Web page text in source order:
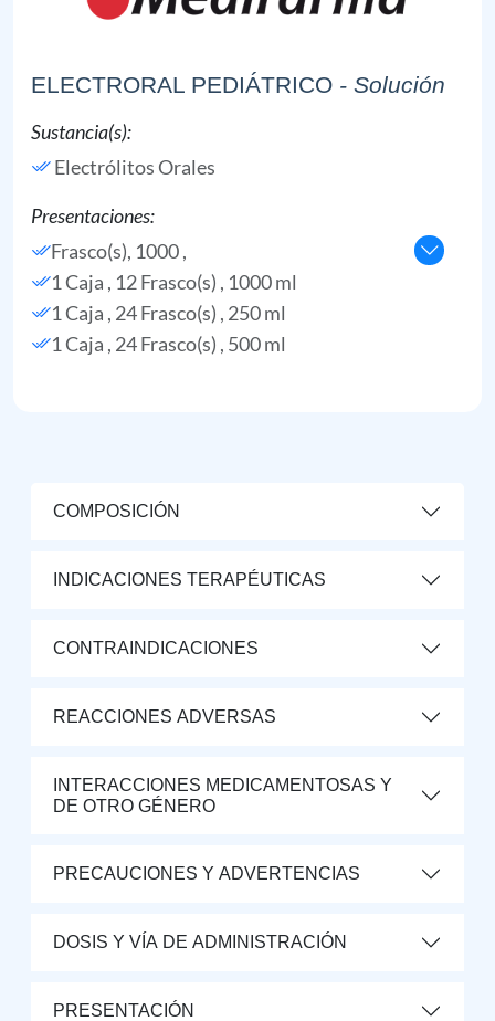
ELECTRORAL PEDIÁTRICO - Solución
Sustancia(s):
Electrólitos Orales
Presentaciones:
Frasco(s), 1000 ,
1 Caja , 12 Frasco(s) , 1000 ml
1 Caja , 24 Frasco(s) , 250 ml
1 Caja , 24 Frasco(s) , 500 ml
COMPOSICIÓN
INDICACIONES TERAPÉUTICAS
CONTRAINDICACIONES
REACCIONES ADVERSAS
INTERACCIONES MEDICAMENTOSAS Y
DE OTRO GÉNERO
PRECAUCIONES Y ADVERTENCIAS
DOSIS Y VÍA DE ADMINISTRACIÓN
PRESENTACIÓN